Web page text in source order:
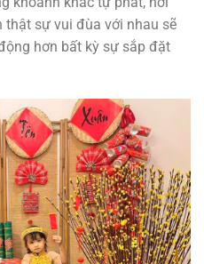
sự vui đùa với nhau sẽ
hơn bất kỳ sự sắp đặt